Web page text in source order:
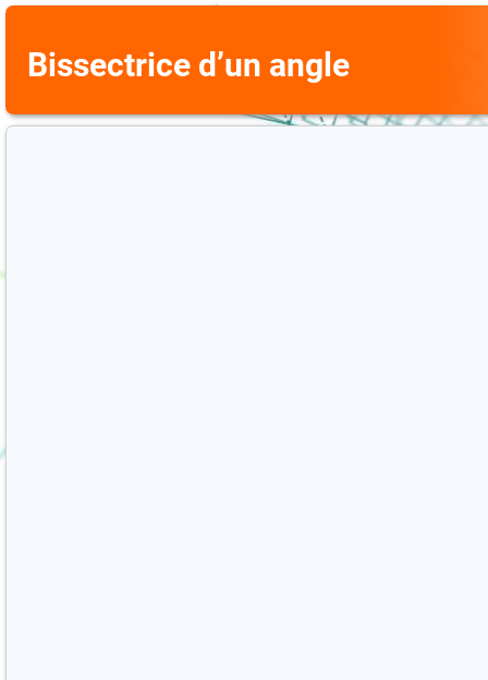
Bissectrice dʼun angle